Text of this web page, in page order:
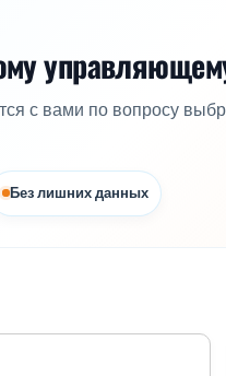
с вами по вопросу
Без лишних данных